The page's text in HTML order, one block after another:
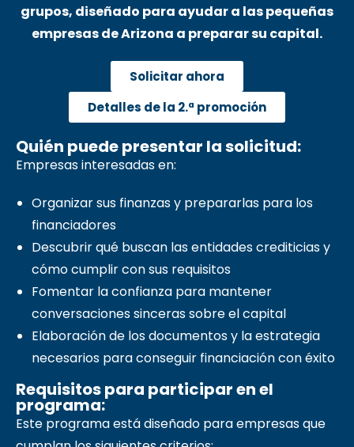
grupos, diseñado para ayudar a las pequeñas
empresas de Arizona a preparar su capital.
Solicitar ahora
Detalles de la 2.ª promoción
Quién puede presentar la solicitud:
Empresas interesadas en:
Organizar sus finanzas y prepararlas para los
financiadores
Descubrir qué buscan las entidades crediticias y
cómo cumplir con sus requisitos
Fomentar la confianza para mantener
conversaciones sinceras sobre el capital
Elaboración de los documentos y la estrategia
necesarios para conseguir financiación con éxito
Requisitos para participar en el
programa:
Este programa está diseñado para empresas que